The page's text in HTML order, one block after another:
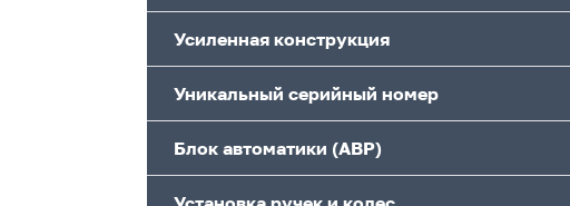
Усиленная конструкция
Уникальный серийный номер
Блок автоматики (АВР)